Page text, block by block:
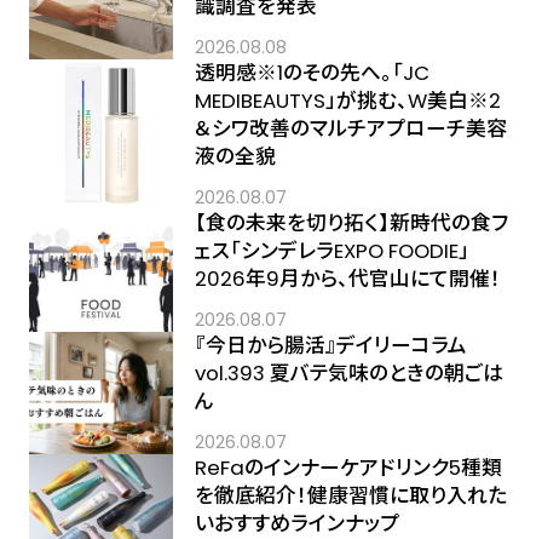
識調査を発表
2026.08.08
透明感※1のその先へ――。「JC
MEDIBEAUTYS」が挑む、W美白※2
＆シワ改善のマルチアプローチ美容
液の全貌
2026.08.07
【食の未来を切り拓く】新時代の食フ
ェス「シンデレラEXPO FOODIE」
2026年9月から、代官山にて開催！
2026.08.07
『今日から腸活』デイリーコラム
vol.393 夏バテ気味のときの朝ごは
ん
2026.08.07
ReFaのインナーケアドリンク5種類
を徹底紹介！健康習慣に取り入れた
いおすすめラインナップ